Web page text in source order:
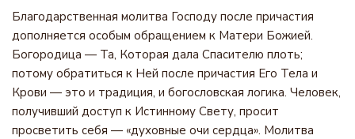
Благодарственная молитва Господу после причастия
дополняется особым обращением к Матери Божией.
Богородица — Та, Которая дала Спасителю плоть;
потому обратиться к Ней после причастия Его Тела и
Крови — это и традиция, и богословская логика. Человек,
получивший доступ к Истинному Свету, просит
просветить себя — «духовные очи сердца». Молитва